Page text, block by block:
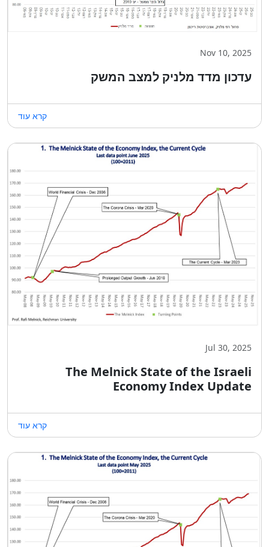
Nov 10, 2025
עדכון מדד מלניק למצב המשק
קרא עוד
Jul 30, 2025
The Melnick State of the Israeli
Economy Index Update
קרא עוד